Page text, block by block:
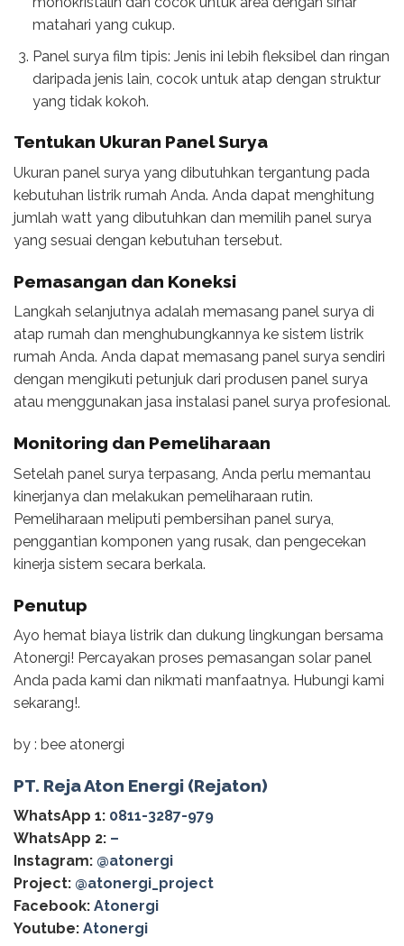
matahari yang cukup.
Panel surya film tipis: Jenis ini lebih fleksibel dan ringan
daripada jenis lain, cocok untuk atap dengan struktur
yang tidak kokoh.
Tentukan Ukuran Panel Surya
Ukuran panel surya yang dibutuhkan tergantung pada
kebutuhan listrik rumah Anda. Anda dapat menghitung
jumlah watt yang dibutuhkan dan memilih panel surya
yang sesuai dengan kebutuhan tersebut.
Pemasangan dan Koneksi
Langkah selanjutnya adalah memasang panel surya di
atap rumah dan menghubungkannya ke sistem listrik
rumah Anda. Anda dapat memasang panel surya sendiri
dengan mengikuti petunjuk dari produsen panel surya
atau menggunakan jasa instalasi panel surya profesional.
Monitoring dan Pemeliharaan
Setelah panel surya terpasang, Anda perlu memantau
kinerjanya dan melakukan pemeliharaan rutin.
Pemeliharaan meliputi pembersihan panel surya,
penggantian komponen yang rusak, dan pengecekan
kinerja sistem secara berkala.
Penutup
Ayo hemat biaya listrik dan dukung lingkungan bersama
Atonergi! Percayakan proses pemasangan solar panel
Anda pada kami dan nikmati manfaatnya. Hubungi kami
sekarang!.
by : bee atonergi
PT. Reja Aton Energi (Rejaton)
WhatsApp 1: 0811-3287-979
WhatsApp 2: –
Instagram: @atonergi
Project: @atonergi_project
Facebook: Atonergi
Youtube: Atonergi